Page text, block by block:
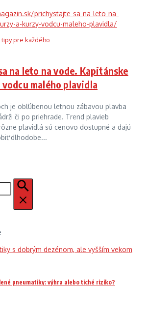
pre každého
na leto na vode. Kapitánske
malého plavidla
je obľúbenou letnou zábavou plavba
či po priehrade. Trend plavieb
plavidlá sú cenovo dostupné a dajú
dlhodobe...
pneumatiky: výhra alebo tiché riziko?